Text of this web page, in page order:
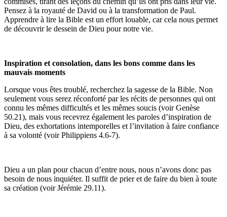
Pensez à la royauté de David ou à la transformation de Paul.
Apprendre à lire la Bible est un effort louable, car cela nous permet
de découvrir le dessein de Dieu pour notre vie.
Inspiration et consolation, dans les bons comme dans les
mauvais moments
Lorsque vous êtes troublé, recherchez la sagesse de la Bible. Non
seulement vous serez réconforté par les récits de personnes qui ont
connu les mêmes difficultés et les mêmes soucis (voir Genèse
50.21), mais vous recevrez également les paroles d’inspiration de
Dieu, des exhortations intemporelles et l’invitation à faire confiance
à sa volonté (voir Philippiens 4.6-7).
Dieu a un plan pour chacun d’entre nous, nous n’avons donc pas
besoin de nous inquiéter. Il suffit de prier et de faire du bien à toute
sa création (voir Jérémie 29.11).